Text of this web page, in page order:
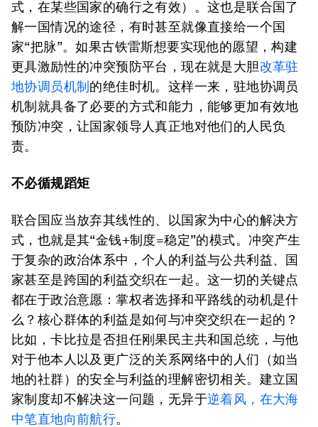
式，在某些国家的确行之有效）。这也是联合国了
解一国情况的途径，有时甚至就像直接给一个国
家“把脉”。如果古铁雷斯想要实现他的愿望，构建
更具激励性的冲突预防平台，现在就是大胆改革驻
地协调员机制 的绝佳时机。这样一来，驻地协调员
机制就具备了必要的方式和能力，能够更加有效地
预防冲突，让国家领导人真正地对他们的人民负
责。
不必循规蹈矩
联合国应当放弃其线性的、以国家为中心的解决方
式，也就是其“金钱+制度=稳定”的模式。冲突产生
于复杂的政治体系中，个人的利益与公共利益、国
家甚至是跨国的利益交织在一起。这一切的关键点
都在于政治意愿：掌权者选择和平路线的动机是什
么？核心群体的利益是如何与冲突交织在一起的？
比如，卡比拉是否担任刚果民主共和国总统，与他
对于他本人以及更广泛的关系网络中的人们（如当
地的社群）的安全与利益的理解密切相关。建立国
家制度却不解决这一问题，无异于逆着风，在大海
中笔直地向前航行。